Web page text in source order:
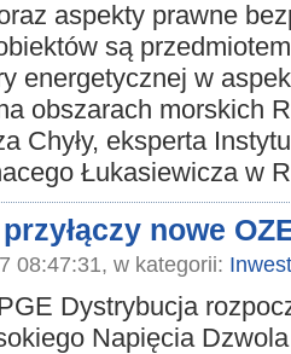
aspekty prawne
są
energetycznej w
obszarach morskich
Chyły, eksperta
Łukasiewicza w
nowe
08:47:31, w kategorii:
Dystrybucja
Napięcia